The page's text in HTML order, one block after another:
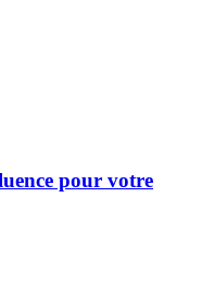
pour votre